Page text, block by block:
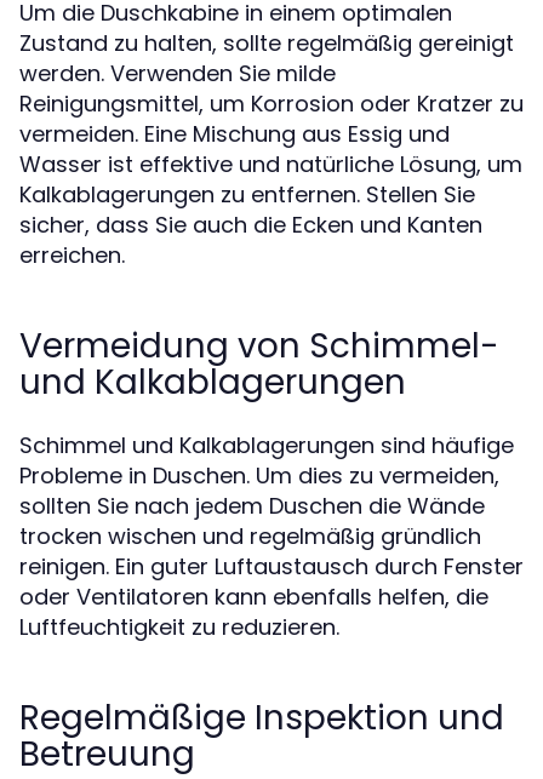
Um die Duschkabine in einem optimalen
Zustand zu halten, sollte regelmäßig gereinigt
werden. Verwenden Sie milde
Reinigungsmittel, um Korrosion oder Kratzer zu
vermeiden. Eine Mischung aus Essig und
Wasser ist effektive und natürliche Lösung, um
Kalkablagerungen zu entfernen. Stellen Sie
sicher, dass Sie auch die Ecken und Kanten
erreichen.
Vermeidung von Schimmel-
und Kalkablagerungen
Schimmel und Kalkablagerungen sind häufige
Probleme in Duschen. Um dies zu vermeiden,
sollten Sie nach jedem Duschen die Wände
trocken wischen und regelmäßig gründlich
reinigen. Ein guter Luftaustausch durch Fenster
oder Ventilatoren kann ebenfalls helfen, die
Luftfeuchtigkeit zu reduzieren.
Regelmäßige Inspektion und
Betreuung